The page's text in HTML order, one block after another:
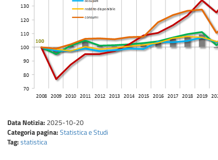
Data Notizia: 2025-10-20
Categoria pagina:Statistica e Studi
Tag:statistica